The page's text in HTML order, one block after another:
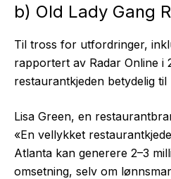
b) Old Lady Gang
Til tross for utfordringer,
rapportert av Radar Online i
restaurantkjeden betydelig
Lisa Green, en
«En vellykket
Atlanta kan generere 2–3
omsetning, selv om